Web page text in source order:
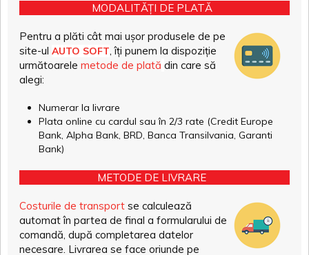
MODALITĂȚI DE PLATĂ
Pentru a plăti cât mai ușor produsele de pe
site-ul AUTO SOFT, îți punem la dispoziție
următoarele metode de plată din care să
alegi:
Numerar la livrare
Plata online cu cardul sau în 2/3 rate (Credit Europe
Bank, Alpha Bank, BRD, Banca Transilvania, Garanti
Bank)
METODE DE LIVRARE
Costurile de transport se calculează
automat în partea de final a formularului de
comandă, după completarea datelor
necesare. Livrarea se face oriunde pe